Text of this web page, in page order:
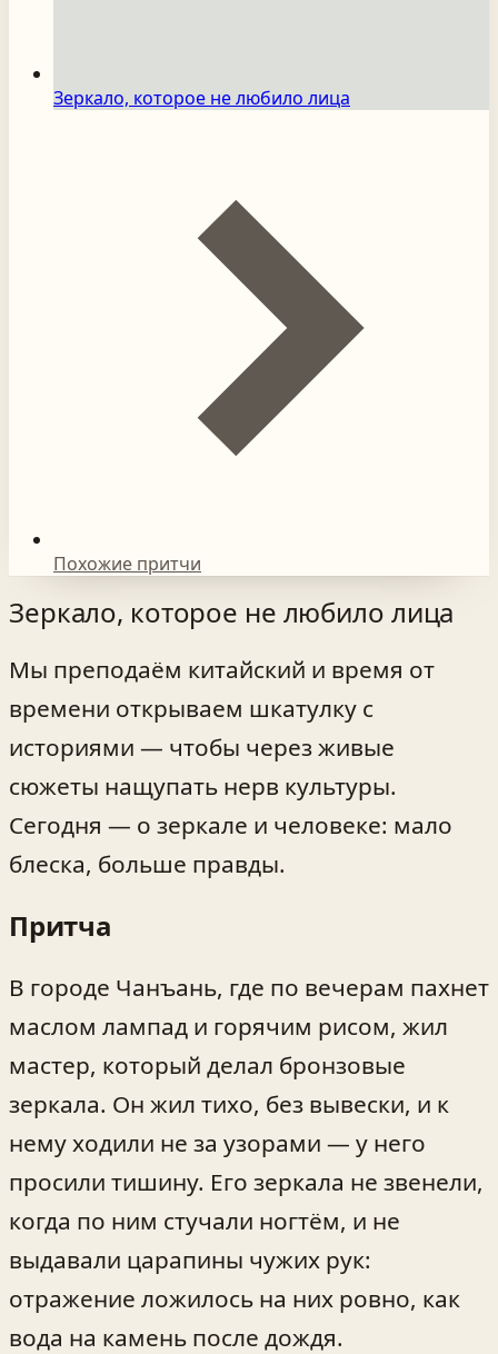
Зеркало, которое не любило лица
Похожие притчи
Зеркало, которое не любило лица
Мы преподаём китайский и время от
времени открываем шкатулку с
историями — чтобы через живые
сюжеты нащупать нерв культуры.
Сегодня — о зеркале и человеке: мало
блеска, больше правды.
Притча
В городе Чанъань, где по вечерам пахнет
маслом лампад и горячим рисом, жил
мастер, который делал бронзовые
зеркала. Он жил тихо, без вывески, и к
нему ходили не за узорами — у него
просили тишину. Его зеркала не звенели,
когда по ним стучали ногтём, и не
выдавали царапины чужих рук:
отражение ложилось на них ровно, как
вода на камень после дождя.